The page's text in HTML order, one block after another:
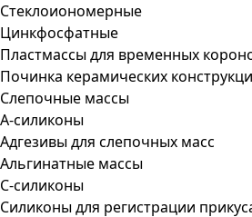
Стеклоиономерные
Цинкфосфатные
Пластмассы для временных
Починка керамических
Слепочные массы
А-силиконы
Адгезивы для слепочных масс
Альгинатные массы
С-силиконы
Силиконы для регистрации